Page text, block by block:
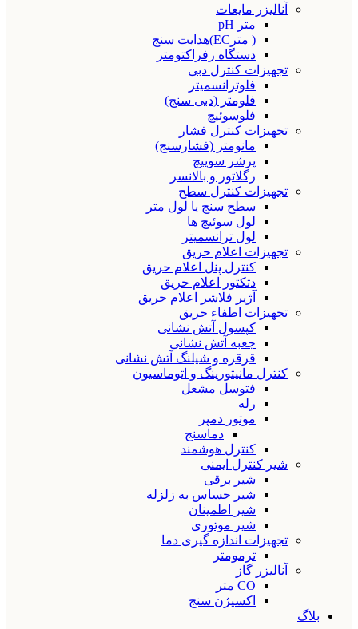
آنالیزر مایعات
متر pH
( مترEC)هدایت سنج
دستگاه رفراکتومتر
تجهیزات کنترل دبی
فلوترانسمیتر
فلومتر (دبی سنج)
فلوسوئیچ
تجهیزات کنترل فشار
مانومتر (فشارسنج)
پرشر سوییچ
رگلاتور و بالانسر
تجهیزات کنترل سطح
سطح سنج یا لول متر
لول سوئیچ ها
لول ترانسمیتر
تجهیزات اعلام حریق
کنترل پنل اعلام حریق
دتکتور اعلام حریق
آژیر فلاشر اعلام حریق
تجهیزات اطفاء حریق
کپسول آتش نشانی
جعبه آتش نشانی
قرقره و شیلنگ آتش نشانی
کنترل مانیتورینگ و اتوماسیون
فتوسل مشعل
رله
موتور دمپر
دماسنج
کنترل هوشمند
شیر کنترل ایمنی
شیر برقی
شیر حساس به زلزله
شیر اطمینان
شیر موتوری
تجهیزات اندازه گیری دما
ترمومتر
آنالیزر گاز
CO متر
اکسیژن سنج
بلاگ